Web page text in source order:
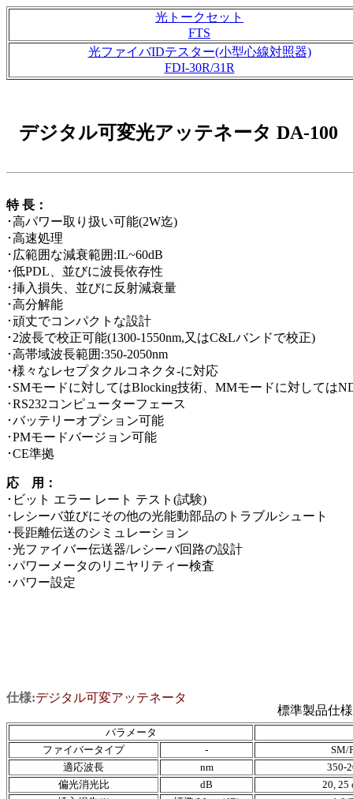
光トークセット
FTS
光ファイバIDテスター(小型心線対照器)
FDI-30R/31R
デジタル可変光アッテネータ DA-100
特 長：
･高パワー取り扱い可能(2W迄)
･高速処理
･広範囲な減衰範囲:IL~60dB
･低PDL、並びに波長依存性
･挿入損失、並びに反射減衰量
･高分解能
･頑丈でコンパクトな設計
･2波長で校正可能(1300-1550nm,又はC&Lバンドで校正)
･高帯域波長範囲:350-2050nm
･様々なレセプタクルコネクタ-に対応
･SMモードに対してはBlocking技術、MMモードに対しては
･RS232コンピューターフェース
･バッテリーオプション可能
･PMモードバージョン可能
･CE準拠
応 用：
･ビット エラー レート テスト(試験)
･レシーバ並びにその他の光能動部品のトラブルシュート
･長距離伝送のシミュレーション
･光ファイバー伝送器/レシーバ回路の設計
･パワーメータのリニヤリティー検査
･パワー設定
仕様:デジタル可変アッテネータ
標準製品仕様
パラメータ
ファイバータイプ
-
SM/
適応波長
nm
350-
偏光消光比
dB
20, 25